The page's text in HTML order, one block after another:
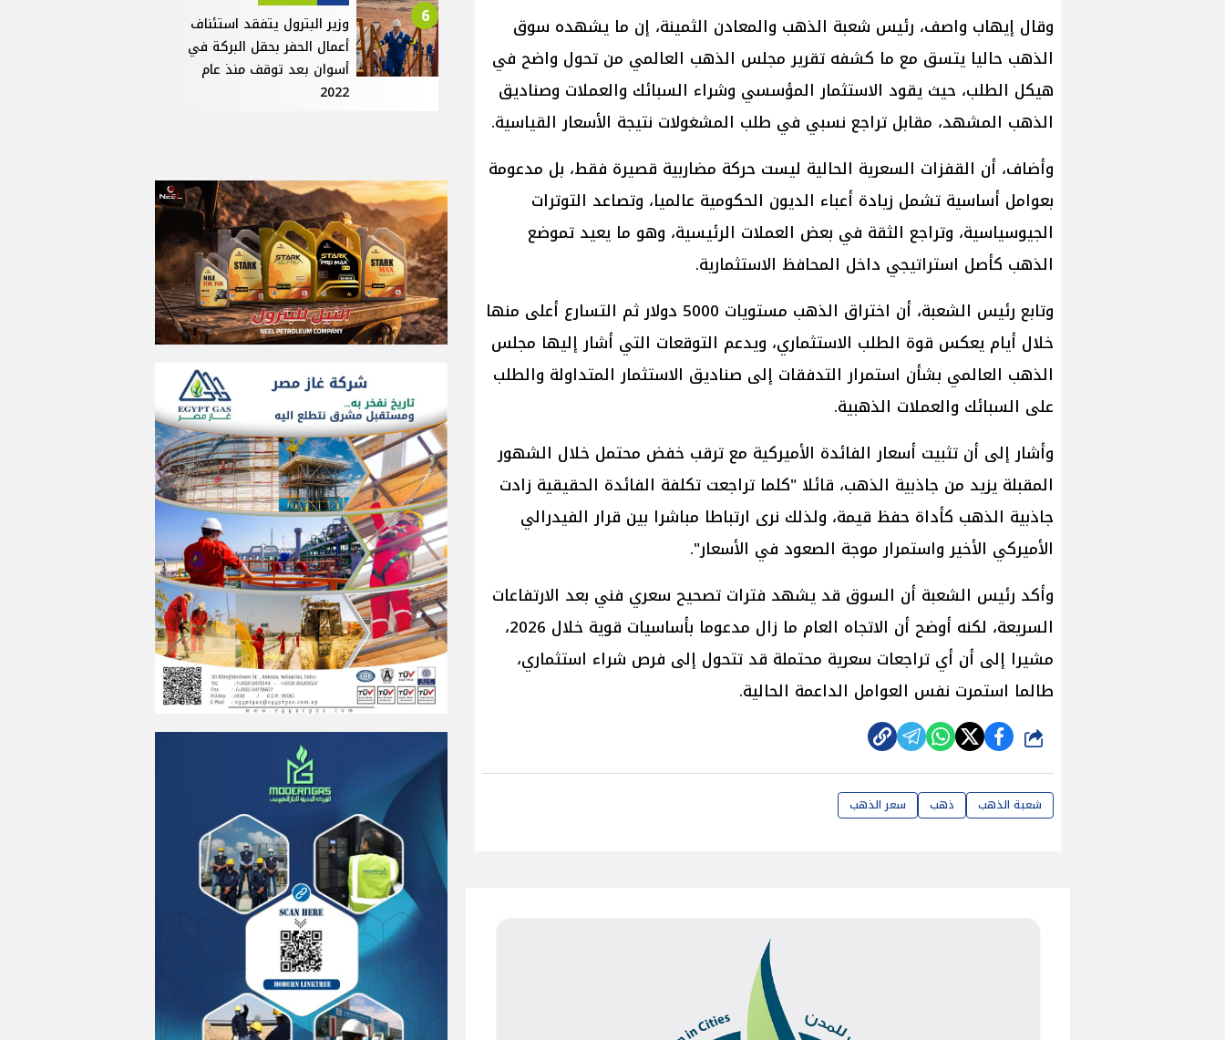
وقال إيهاب واصف، رئيس شعبة الذهب والمعادن الثمينة، إن ما يشهده سوق
الذهب حاليا يتسق مع ما كشفه تقرير مجلس الذهب العالمي من تحول واضح في
هيكل الطلب، حيث يقود الاستثمار المؤسسي وشراء السبائك والعملات وصناديق
الذهب المشهد، مقابل تراجع نسبي في طلب المشغولات نتيجة الأسعار القياسية.
وأضاف، أن القفزات السعرية الحالية ليست حركة مضاربية قصيرة فقط، بل مدعومة
بعوامل أساسية تشمل زيادة أعباء الديون الحكومية عالميا، وتصاعد التوترات
الجيوسياسية، وتراجع الثقة في بعض العملات الرئيسية، وهو ما يعيد تموضع
الذهب كأصل استراتيجي داخل المحافظ الاستثمارية.
وتابع رئيس الشعبة، أن اختراق الذهب مستويات 5000 دولار ثم التسارع أعلى منها
خلال أيام يعكس قوة الطلب الاستثماري، ويدعم التوقعات التي أشار إليها مجلس
الذهب العالمي بشأن استمرار التدفقات إلى صناديق الاستثمار المتداولة والطلب
على السبائك والعملات الذهبية.
وأشار إلى أن تثبيت أسعار الفائدة الأميركية مع ترقب خفض محتمل خلال الشهور
المقبلة يزيد من جاذبية الذهب، قائلا "كلما تراجعت تكلفة الفائدة الحقيقية زادت
جاذبية الذهب كأداة حفظ قيمة، ولذلك نرى ارتباطا مباشرا بين قرار الفيدرالي
الأميركي الأخير واستمرار موجة الصعود في الأسعار".
وأكد رئيس الشعبة أن السوق قد يشهد فترات تصحيح سعري فني بعد الارتفاعات
السريعة، لكنه أوضح أن الاتجاه العام ما زال مدعوما بأساسيات قوية خلال 2026،
مشيرا إلى أن أي تراجعات سعرية محتملة قد تتحول إلى فرص شراء استثماري،
طالما استمرت نفس العوامل الداعمة الحالية.
شارك
شعبة الذهب ذهب سعر الذهب
6
وزير البترول يتفقد استئناف
أعمال الحفر بحقل البركة في
أسوان بعد توقف منذ عام
2022